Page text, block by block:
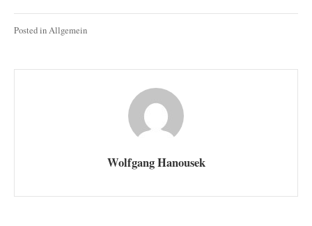
Posted inAllgemein
Wolfgang Hanousek